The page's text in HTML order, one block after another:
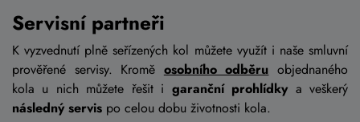
Servisní partneři
K vyzvednutí plně seřízených kol můžete využít i naše smluvní
prověřené servisy. Kromě osobního odběru objednaného
kola u nich můžete řešit i garanční prohlídky a veškerý
následný servis po celou dobu životnosti kola.